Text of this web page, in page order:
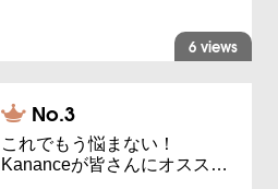
6 views
これでもう悩まない！
Kananceが皆さんにオスス…